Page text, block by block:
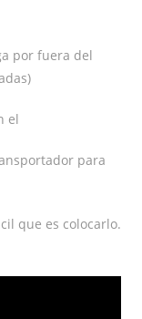
por fuera del
el
para
que es colocarlo.